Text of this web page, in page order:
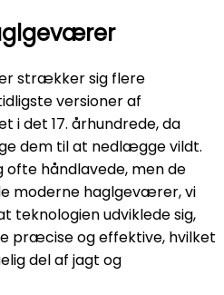
strækker sig flere
versioner af
i det 17. århundrede, da
dem til at nedlægge vildt.
ofte håndlavede, men de
moderne haglgeværer, vi
teknologien udviklede sig,
præcise og effektive, hvilket
del af jagt og